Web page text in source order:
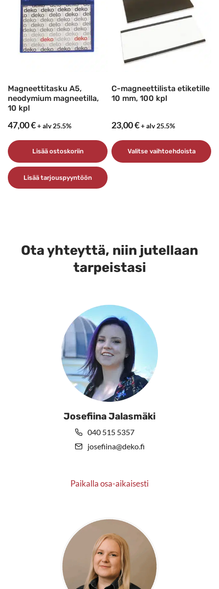
muunnelma.
Voit
tehdä
valinnat
useampi
muunnelma.
Voit
tehdä
valinnat
sivulla.
Magneettitasku A5,
neodymium magneetilla,
10 kpl
47,00€+ alv 25.5%
Lisää ostoskoriin
Lisää tarjouspyyntöön
C-magneettilista etiketille
10 mm, 100 kpl
23,00€+ alv 25.5%
Valitse vaihtoehdoista
tehdä
valinnat
tuotteen
Ota yhteyttä, niin jutellaan
tarpeistasi
Josefiina Jalasmäki
040 515 5357
josefiina@deko.fi
Paikalla osa-aikaisesti